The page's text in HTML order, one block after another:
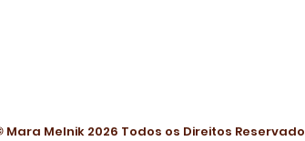
Melnik 2026 Todos os Direitos